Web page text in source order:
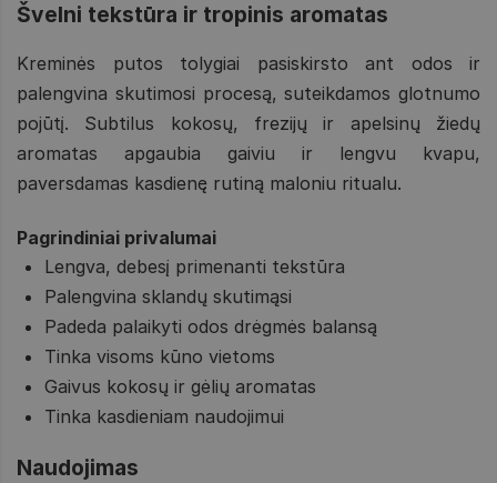
Švelni tekstūra ir tropinis aromatas
Kreminės putos tolygiai pasiskirsto ant odos ir
palengvina skutimosi procesą, suteikdamos glotnumo
pojūtį. Subtilus kokosų, frezijų ir apelsinų žiedų
aromatas apgaubia gaiviu ir lengvu kvapu,
paversdamas kasdienę rutiną maloniu ritualu.
Pagrindiniai privalumai
Lengva, debesį primenanti tekstūra
Palengvina sklandų skutimąsi
Padeda palaikyti odos drėgmės balansą
Tinka visoms kūno vietoms
Gaivus kokosų ir gėlių aromatas
Tinka kasdieniam naudojimui
Naudojimas